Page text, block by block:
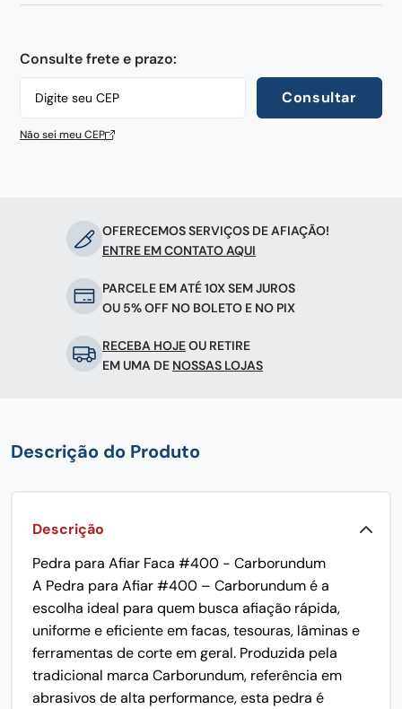
Consulte frete e prazo:
Consultar
Não sei meu CEP
OFERECEMOS SERVIÇOS DE AFIAÇÃO!
ENTRE EM CONTATO AQUI
PARCELE EM ATÉ 10X SEM JUROS
OU 5% OFF NO BOLETO E NO PIX
RECEBA HOJEOU RETIRE
EM UMA DE NOSSAS LOJAS
Descrição do Produto
Descrição
Pedra para Afiar Faca #400 - Carborundum
A Pedra para Afiar #400 – Carborundum é a
escolha ideal para quem busca afiação rápida,
uniforme e eficiente em facas, tesouras, lâminas e
ferramentas de corte em geral. Produzida pela
tradicional marca Carborundum, referência em
abrasivos de alta performance, esta pedra é